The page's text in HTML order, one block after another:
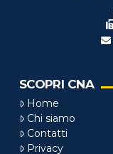
SCOPRI CNA
Home
Chi siamo
Contatti
Privacy